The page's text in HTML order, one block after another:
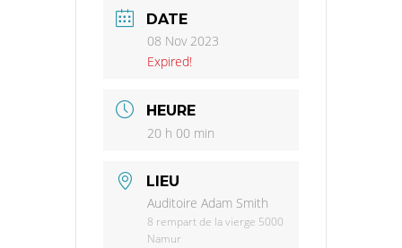
DATE
08 Nov 2023
Expired!
HEURE
20 h 00 min
LIEU
Auditoire Adam Smith
8 rempart de la vierge 5000
Namur